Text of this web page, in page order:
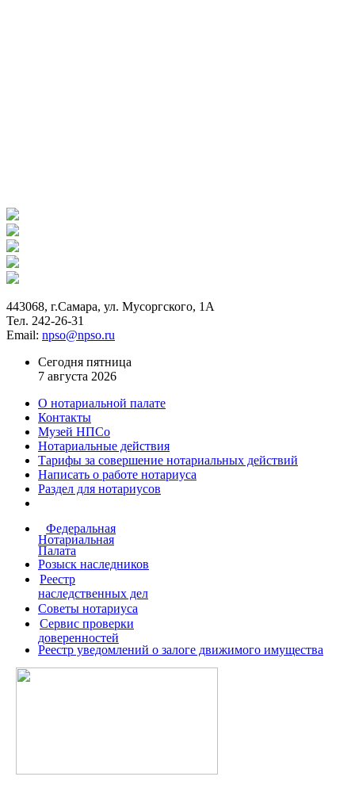
443068, г.Самара, ул. Мусоргского, 1А
Тел. 242-26-31
Email: npso@npso.ru
Сегодня пятница
7 августа 2026
О нотариальной палате
Контакты
Музей НПСо
Нотариальные действия
Тарифы за совершение нотариальных действий
Написать о работе нотариуса
Раздел для нотариусов
Федеральная
Нотариальная
Палата
Розыск наследников
Реестр
наследственных дел
Советы нотариуса
Сервис проверки
доверенностей
Реестр уведомлений о залоге движимого имущества